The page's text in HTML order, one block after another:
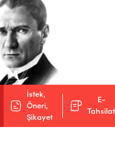
İstek,
Öneri,
Şikayet
E-
Tahsilat